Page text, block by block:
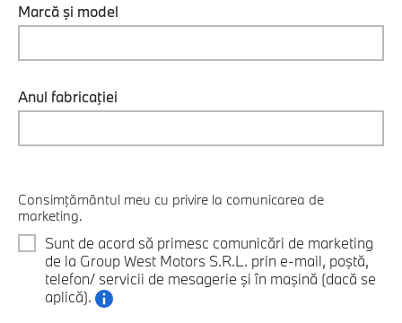
Marcă şi model
Anul fabricaţiei
Consimţământul meu cu privire la comunicarea de
marketing.
Sunt de acord să primesc comunicări de marketing
de la Group West Motors S.R.L. prin e-mail, poştă,
telefon/ servicii de mesagerie şi în maşină (dacă se
aplică).